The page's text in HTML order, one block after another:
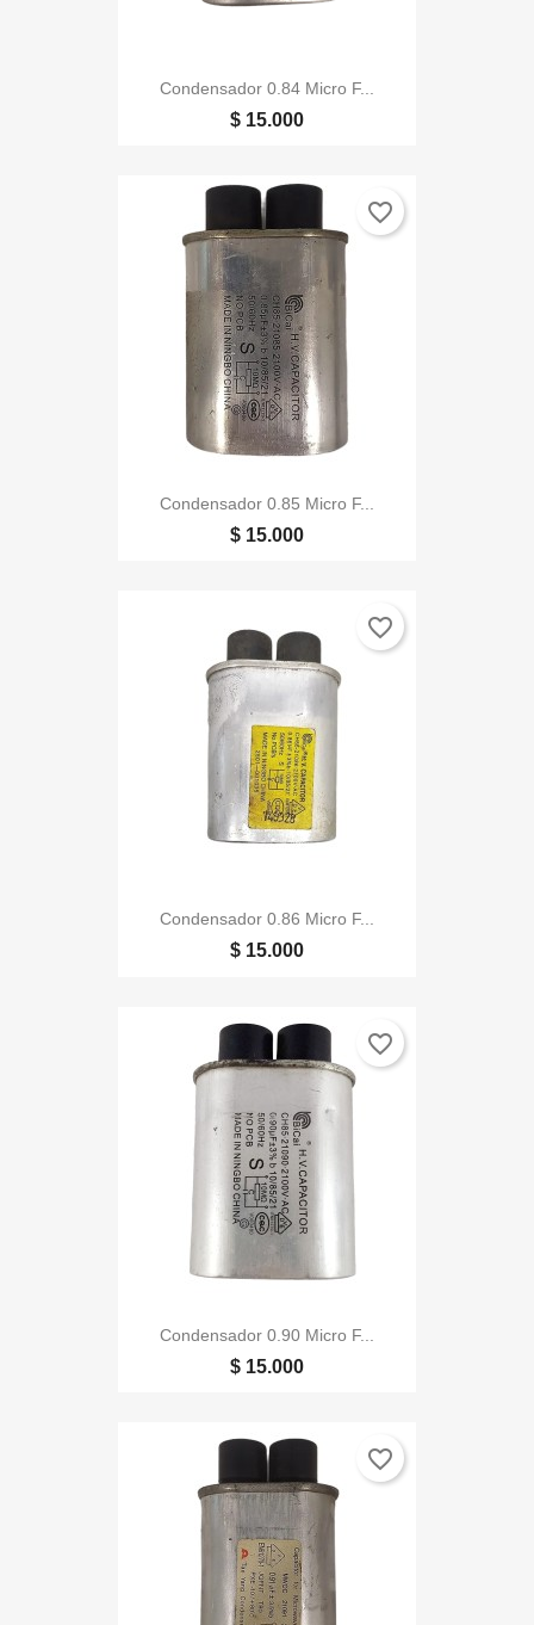
Condensador 0.84 Micro F...
$ 15.000
Condensador 0.85 Micro F...
$ 15.000
favorite_border
Condensador 0.86 Micro F...
$ 15.000
favorite_border
Condensador 0.90 Micro F...
$ 15.000
favorite_border
favorite_border